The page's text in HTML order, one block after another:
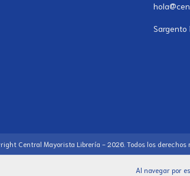
Al navegar por
Sargento
Central Mayorista Librería - 2026. Todos los derechos